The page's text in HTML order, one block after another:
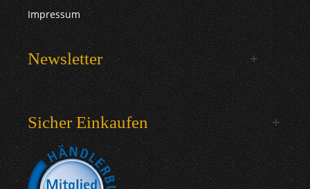
Impressum
Newsletter
Sicher Einkaufen